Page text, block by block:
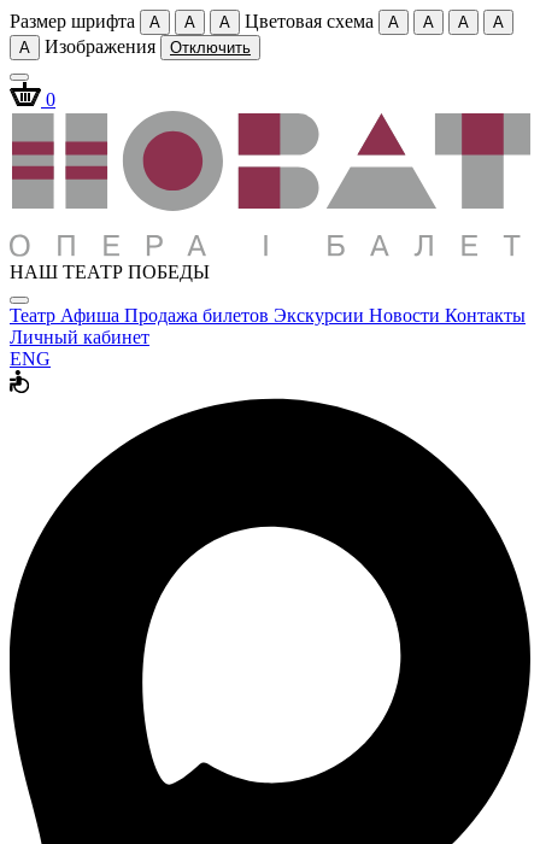
Размер шрифта A A A Цветовая схема A A A
A
A
Изображения Отключить
0
НАШ ТЕАТР ПОБЕДЫ
Театр Афиша Продажа билетов Экскурсии Новости Контакты
Личный кабинет
ENG